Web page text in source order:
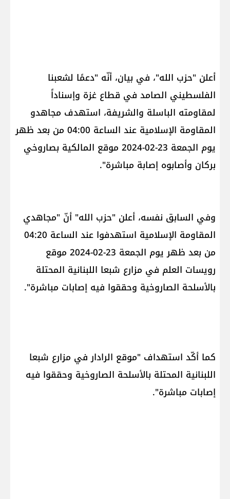
أعلن "حزب الله"، في بيان، أنّه "دعمًا لشعبنا
الفلسطيني الصامد في قطاع غزة وإسناداً
لمقاومته الباسلة ‌‌‌‏والشريفة،‎ ‎استهدف ‌‌‏مجاهدو
المقاومة الإسلامية عند الساعة 04:00 من بعد ظهر
يوم الجمعة 23-02-2024 ‌‏موقع المالكية بصاروخي
بركان وأصابوه إصابة مباشرة".
وفي السابق نفسه، أعلن "حزب الله" أنّ "‏‏مجاهدي
المقاومة الإسلامية استهدفوا عند الساعة 04:20
من بعد ظهر يوم الجمعة 23-02-2024 موقع
‏رويسات العلم في مزارع شبعا اللبنانية المحتلة
بالأسلحة الصاروخية وحققوا فيه إصابات مباشرة".
كما أكّد استهداف ‌‌‏"موقع ‌‏الرادار في مزارع شبعا
اللبنانية المحتلة بالأسلحة الصاروخية وحققوا فيه
إصابات مباشرة".